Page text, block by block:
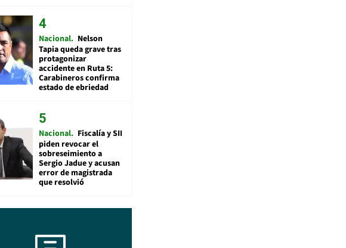
Nacional Nelson
Tapia queda grave tras
protagonizar
accidente en Ruta 5:
Carabineros confirma
estado de ebriedad
Nacional Fiscalía y SII
piden revocar el
sobreseimiento a
Sergio Jadue y acusan
error de magistrada
que resolvió